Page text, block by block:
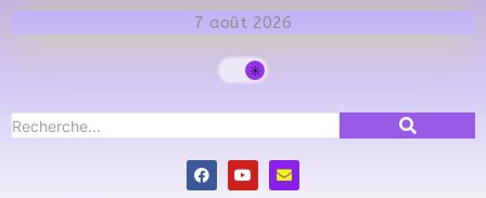
7 août 2026